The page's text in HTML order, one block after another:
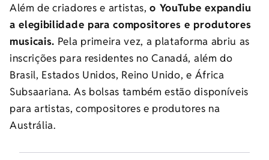
Além de criadores e artistas,o YouTube expandiu
a elegibilidade para compositores e produtores
musicais. Pela primeira vez, a plataforma abriu as
inscrições para residentes no Canadá, além do
Brasil, Estados Unidos, Reino Unido, e África
Subsaariana. As bolsas também estão disponíveis
para artistas, compositores e produtores na
Austrália.